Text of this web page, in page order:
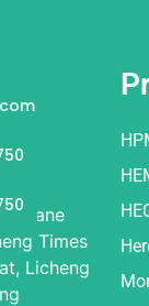
Times
Licheng